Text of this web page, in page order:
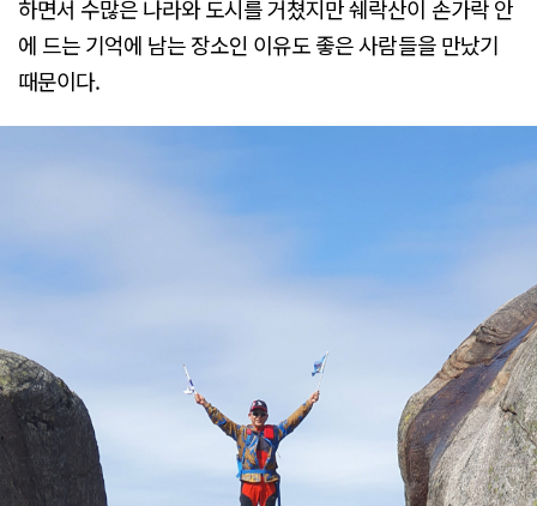
하면서 수많은 나라와 도시를 거쳤지만 쉐락산이 손가락 안
에 드는 기억에 남는 장소인 이유도 좋은 사람들을 만났기
때문이다.